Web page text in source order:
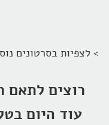
> לצפיות בסרטונים
רוצים לתאם